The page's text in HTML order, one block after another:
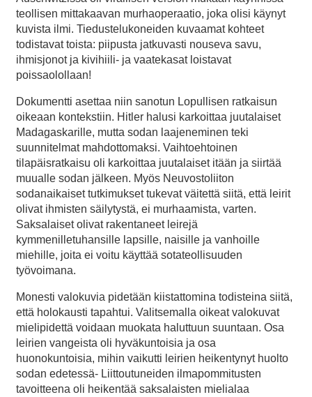
teollisen mittakaavan murhaoperaatio, joka olisi käynyt
kuvista ilmi. Tiedustelukoneiden kuvaamat kohteet
todistavat toista: piipusta jatkuvasti nouseva savu,
ihmisjonot ja kivihiili- ja vaatekasat loistavat
poissaolollaan!
Dokumentti asettaa niin sanotun Lopullisen ratkaisun
oikeaan kontekstiin. Hitler halusi karkoittaa juutalaiset
Madagaskarille, mutta sodan laajeneminen teki
suunnitelmat mahdottomaksi. Vaihtoehtoinen
tilapäisratkaisu oli karkoittaa juutalaiset itään ja siirtää
muualle sodan jälkeen. Myös Neuvostoliiton
sodanaikaiset tutkimukset tukevat väitettä siitä, että leirit
olivat ihmisten säilytystä, ei murhaamista, varten.
Saksalaiset olivat rakentaneet leirejä
kymmenilletuhansille lapsille, naisille ja vanhoille
miehille, joita ei voitu käyttää sotateollisuuden
työvoimana.
Monesti valokuvia pidetään kiistattomina todisteina siitä,
että holokausti tapahtui. Valitsemalla oikeat valokuvat
mielipidettä voidaan muokata haluttuun suuntaan. Osa
leirien vangeista oli hyväkuntoisia ja osa
huonokuntoisia, mihin vaikutti leirien heikentynyt huolto
sodan edetessä- Liittoutuneiden ilmapommitusten
tavoitteena oli heikentää saksalaisten mielialaa